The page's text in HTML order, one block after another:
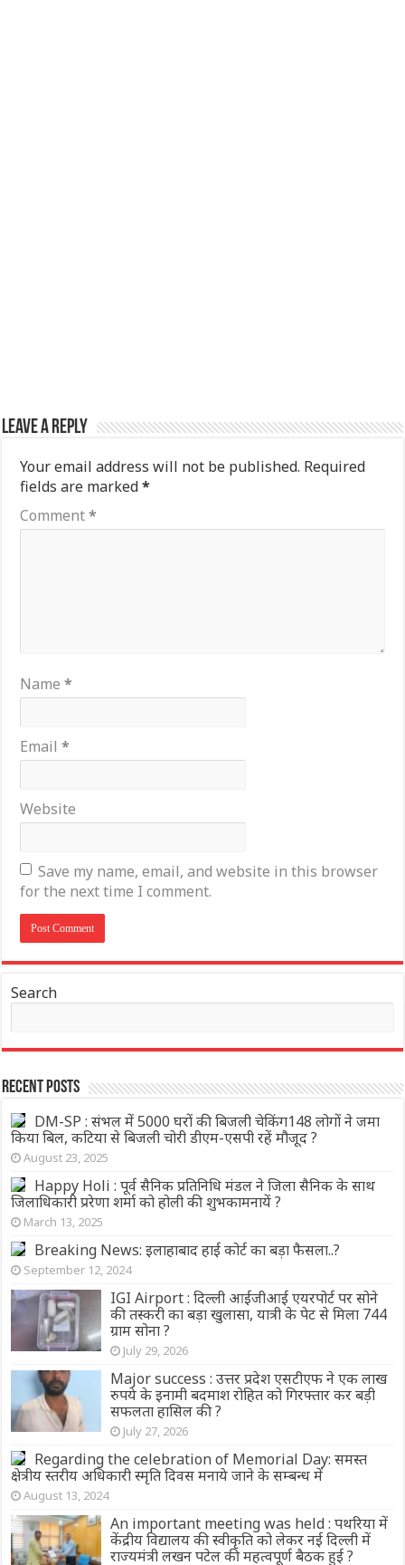
Leave a Reply
Your email address will not be published. Required
fields are marked*
Comment*
Name*
Email*
Website
Save my name, email, and website in this browser
for the next time I comment.
Search
Recent Posts
DM-SP : संभल में 5000 घरों की बिजली चेकिंग148 लोगों ने जमा
किया बिल, कटिया से बिजली चोरी डीएम-एसपी रहें मौजूद ?
August 23, 2025
Happy Holi : पूर्व सैनिक प्रतिनिधि मंडल ने जिला सैनिक के साथ
जिलाधिकारी प्ररेणा शर्मा को होली की शुभकामनायें ?
March 13, 2025
Breaking News: इलाहाबाद हाई कोर्ट का बड़ा फैसला..?
September 12, 2024
IGI Airport : दिल्ली आईजीआई एयरपोर्ट पर सोने
की तस्करी का बड़ा खुलासा, यात्री के पेट से मिला 744
ग्राम सोना ?
July 29, 2026
Major success : उत्तर प्रदेश एसटीएफ ने एक लाख
रुपये के इनामी बदमाश रोहित को गिरफ्तार कर बड़ी
सफलता हासिल की ?
July 27, 2026
Regarding the celebration of Memorial Day: समस्त
क्षेत्रीय स्तरीय अधिकारी स्मृति दिवस मनाये जाने के सम्बन्ध में
August 13, 2024
An important meeting was held : पथरिया में
केंद्रीय विद्यालय की स्वीकृति को लेकर नई दिल्ली में
राज्यमंत्री लखन पटेल की महत्वपूर्ण बैठक हुई ?